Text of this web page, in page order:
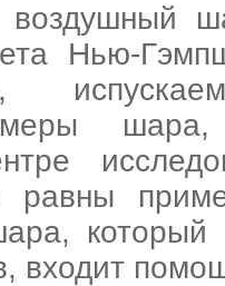
Нью-
который
входит